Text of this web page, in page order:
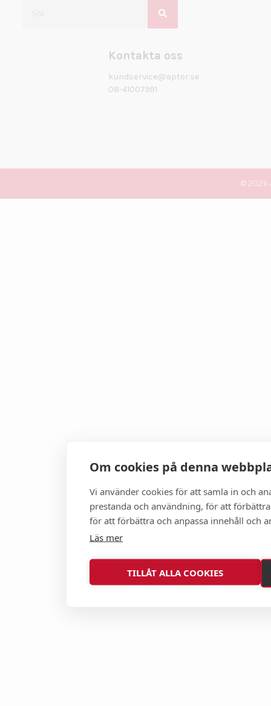
Om cookies på denna
Vi använder cookies för att samla in och
prestanda och användning, för att
för att förbättra och anpassa innehåll och
Läs mer
TILLÅT ALLA COOKIES
Kontakta oss
kundservice@aptor.se
08-41007991
© 2026